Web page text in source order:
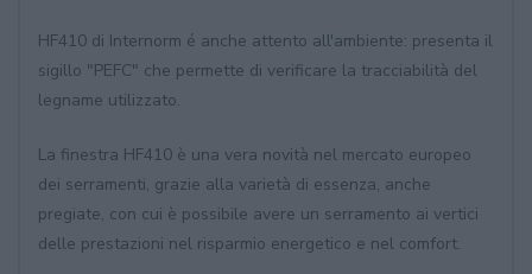
HF410 di Internorm é anche attento all'ambiente: presenta il
sigillo "PEFC" che permette di verificare la tracciabilità del
legname utilizzato.
La finestra HF410 è una vera novità nel mercato europeo
dei serramenti, grazie alla varietà di essenza, anche
pregiate, con cui è possibile avere un serramento ai vertici
delle prestazioni nel risparmio energetico e nel comfort.